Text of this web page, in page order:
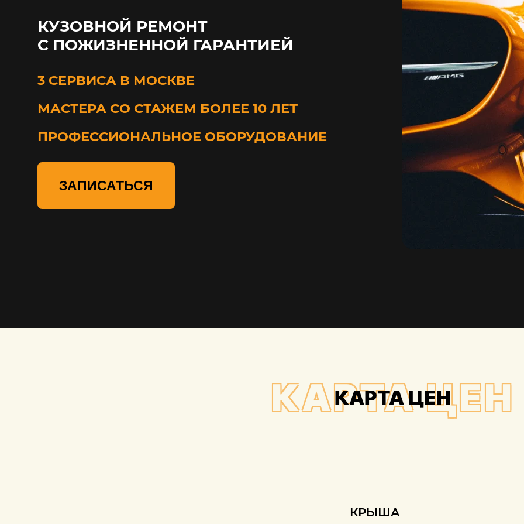
КУЗОВНОЙ РЕМОНТ
С ПОЖИЗНЕННОЙ ГАРАНТИЕЙ
3 СЕРВИСА В МОСКВЕ
МАСТЕРА СО СТАЖЕМ БОЛЕЕ 10 ЛЕТ
ПРОФЕССИОНАЛЬНОЕ ОБОРУДОВАНИЕ
ЗАПИСАТЬСЯ
КАРТА ЦЕН
КАРТА ЦЕН
КРЫША